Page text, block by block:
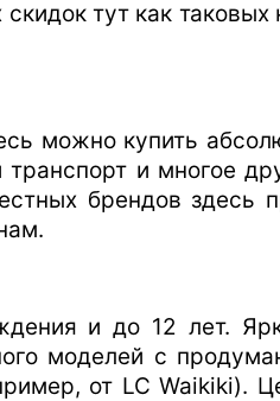
тут как таковых
можно купить
и многое
брендов здесь
и до 12 лет.
моделей с
от LC Waikiki).